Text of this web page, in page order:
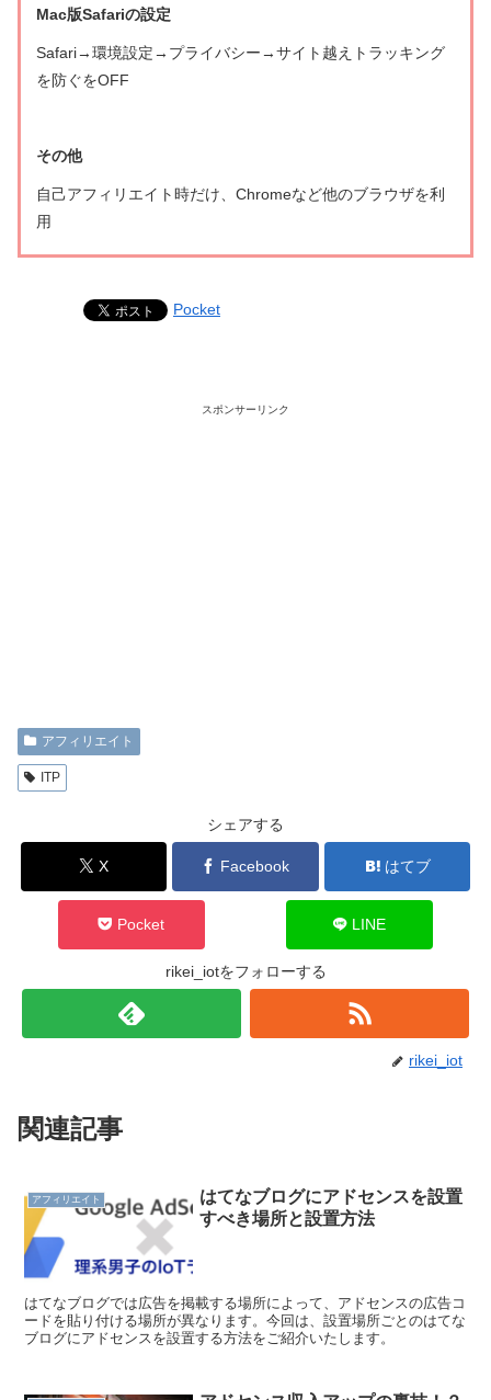
Mac版Safariの設定
Safari→環境設定→プライバシー→サイト越えトラッキング
を防ぐをOFF
その他
自己アフィリエイト時だけ、Chromeなど他のブラウザを利
用
Pocket
スポンサーリンク
アフィリエイト
ITP
シェアする
X Facebook はてブ
Pocket LINE
rikei_iotをフォローする
rikei_iot
関連記事
アフィリエイト
はてなブログにアドセンスを設置
すべき場所と設置方法
はてなブログでは広告を掲載する場所によって、アドセンスの広告コ
ードを貼り付ける場所が異なります。今回は、設置場所ごとのはてな
ブログにアドセンスを設置する方法をご紹介いたします。